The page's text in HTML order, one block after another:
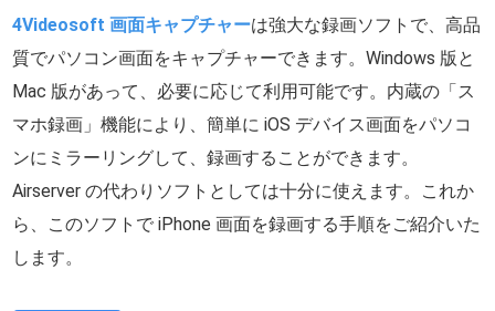
4Videosoft 画面キャプチャーは強大な録画ソフトで、高品
質でパソコン画面をキャプチャーできます。Windows 版と
Mac 版があって、必要に応じて利用可能です。内蔵の「ス
マホ録画」機能により、簡単に iOS デバイス画面をパソコ
ンにミラーリングして、録画することができます。
Airserver の代わりソフトとしては十分に使えます。これか
ら、このソフトで iPhone 画面を録画する手順をご紹介いた
します。